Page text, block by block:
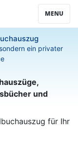
MENU
ein privater
und
für Ihr